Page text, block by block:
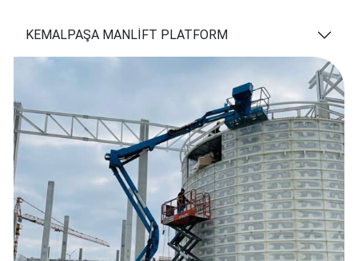
KEMALPAŞA MANLİFT PLATFORM